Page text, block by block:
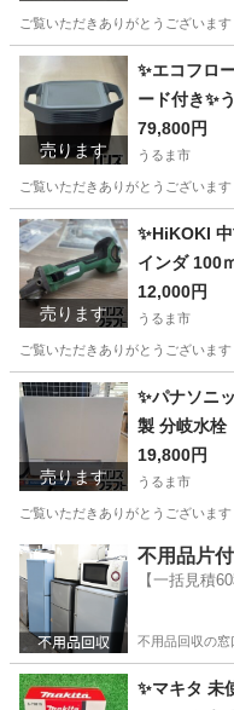
ご覧いただきありがとうございま
沖縄 うるま市
売ります
✨エコフロ
ード付き✨
79,800円
うるま市
ご覧いただきありがとうございま
沖縄 うるま市
売ります
✨HiKOKI
インダ 100
12,000円
うるま市
ご覧いただきありがとうございま
沖縄 うるま市 その他
売ります
✨パナソニ
製 分岐水栓
19,800円
うるま市
ご覧いただきありがとうございま
沖縄 うるま市 キッチン
不用品片
【一括見積
不用品回収の窓
✨マキタ 未